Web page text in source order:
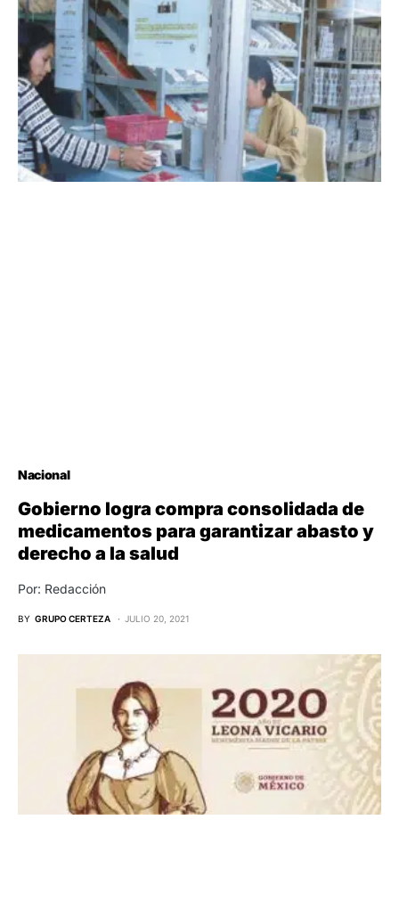
Nacional
Gobierno logra compra consolidada de
medicamentos para garantizar abasto y
derecho a la salud
Por: Redacción
BY GRUPO CERTEZA JULIO 20, 2021